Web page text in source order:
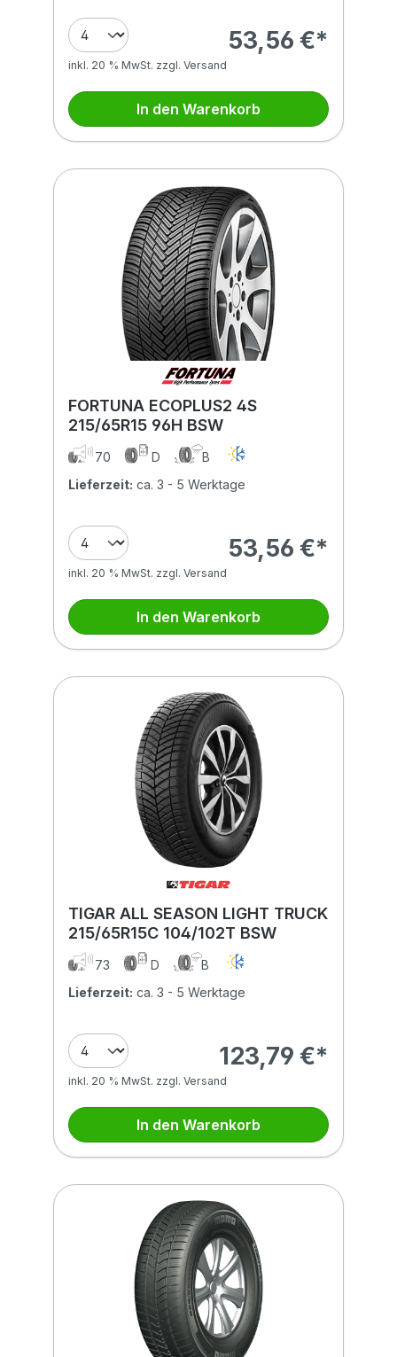
53,56 €*
inkl. 20 % MwSt. zzgl. Versand
In den Warenkorb
FORTUNA ECOPLUS2 4S
215/65R15 96H BSW
70 D
B
Lieferzeit: ca. 3 - 5 Werktage
53,56 €*
inkl. 20 % MwSt. zzgl. Versand
In den Warenkorb
TIGAR ALL SEASON LIGHT TRUCK
215/65R15C 104/102T BSW
73 D
B
Lieferzeit: ca. 3 - 5 Werktage
123,79 €*
inkl. 20 % MwSt. zzgl. Versand
In den Warenkorb